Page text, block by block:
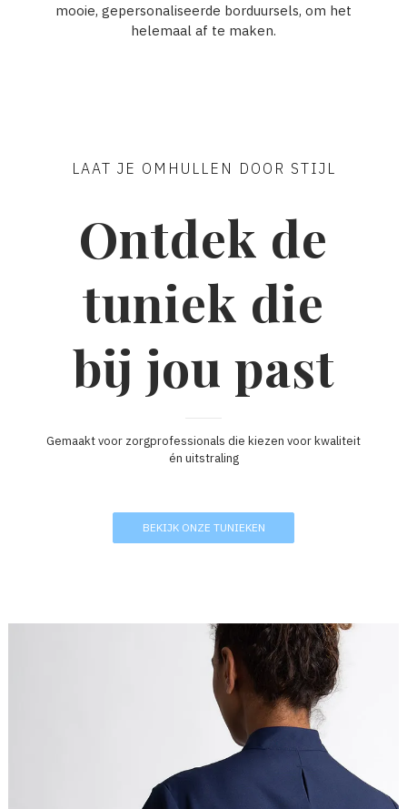
mooie, gepersonaliseerde borduursels, om het
helemaal af te maken.
LAAT JE OMHULLEN DOOR STIJL
Ontdek de
tuniek die
bij jou past
Gemaakt voor zorgprofessionals die kiezen voor kwaliteit
én uitstraling
BEKIJK ONZE TUNIEKEN